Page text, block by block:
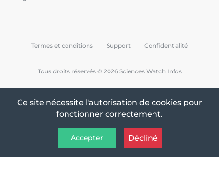
Tous droits réservés © 2026 Sciences Watch Infos
Termes et conditions Support Confidentialité
Ce site nécessite l'autorisation de cookies pour
fonctionner correctement.
Accepter Décliné